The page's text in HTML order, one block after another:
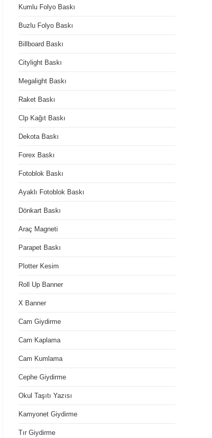
Kumlu Folyo Baskı
Buzlu Folyo Baskı
Billboard Baskı
Citylight Baskı
Megalight Baskı
Raket Baskı
Clp Kağıt Baskı
Dekota Baskı
Forex Baskı
Fotoblok Baskı
Ayaklı Fotoblok Baskı
Dönkart Baskı
Araç Magneti
Parapet Baskı
Plotter Kesim
Roll Up Banner
X Banner
Cam Giydirme
Cam Kaplama
Cam Kumlama
Cephe Giydirme
Okul Taşıtı Yazısı
Kamyonet Giydirme
Tır Giydirme